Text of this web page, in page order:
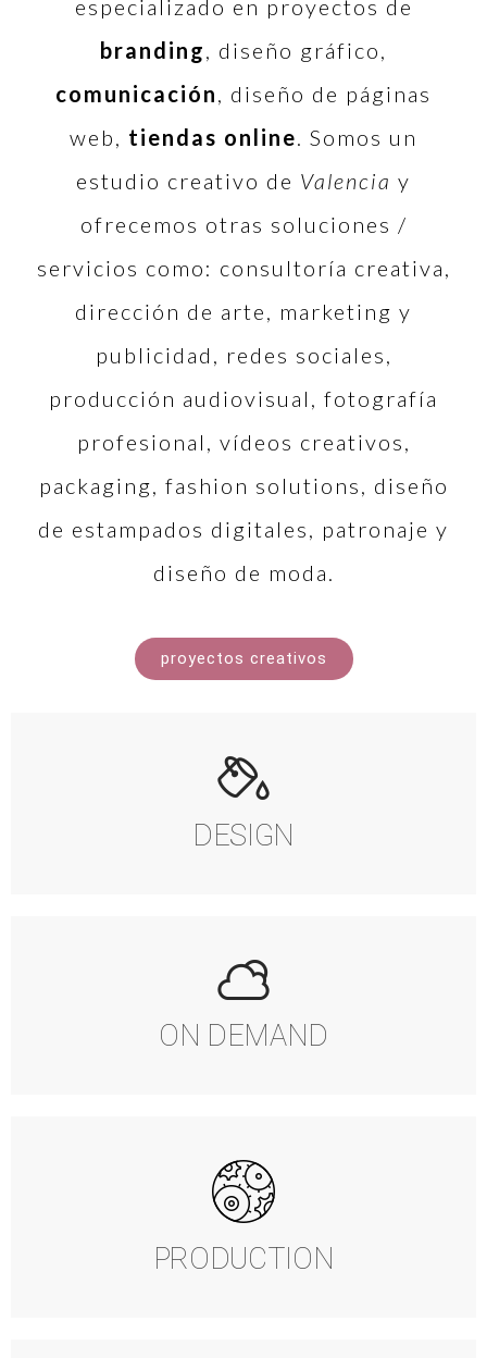
especializado en proyectos de
branding, diseño gráfico,
comunicación, diseño de páginas
web, tiendas online. Somos un
estudio creativo de Valencia y
ofrecemos otras soluciones /
servicios como: consultoría creativa,
dirección de arte, marketing y
publicidad, redes sociales,
producción audiovisual, fotografía
profesional, vídeos creativos,
packaging, fashion solutions, diseño
de estampados digitales, patronaje y
diseño de moda.
proyectos creativos
DESIGN
ON DEMAND
PRODUCTION